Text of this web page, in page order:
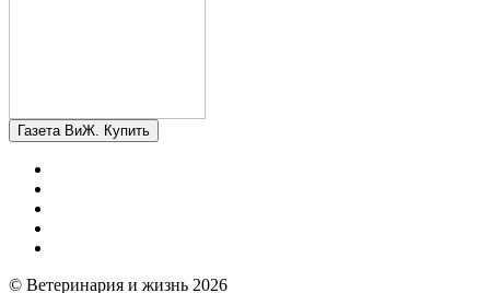
Газета ВиЖ. Купить
© Ветеринария и жизнь 2026